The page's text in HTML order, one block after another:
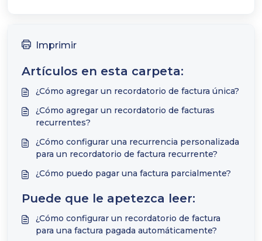
Imprimir
Artículos en esta carpeta:
¿Cómo agregar un recordatorio de factura única?
¿Cómo agregar un recordatorio de facturas
recurrentes?
¿Cómo configurar una recurrencia personalizada
para un recordatorio de factura recurrente?
¿Cómo puedo pagar una factura parcialmente?
Puede que le apetezca leer:
¿Cómo configurar un recordatorio de factura
para una factura pagada automáticamente?